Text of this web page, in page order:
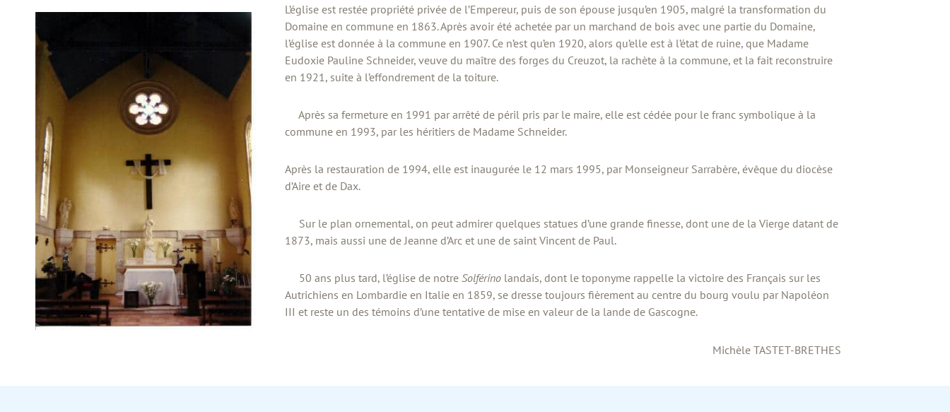
L’église est restée propriété privée de l’Empereur, puis de son épouse jusqu’en 1905, malgré la transformation du
Domaine en commune en 1863. Après avoir été achetée par un marchand de bois avec une partie du Domaine,
l’église est donnée à la commune en 1907. Ce n’est qu’en 1920, alors qu’elle est à l’état de ruine, que Madame
Eudoxie Pauline Schneider, veuve du maître des forges du Creuzot, la rachète à la commune, et la fait reconstruire
en 1921, suite à l’effondrement de la toiture.
Après sa fermeture en 1991 par arrêté de péril pris par le maire, elle est cédée pour le franc symbolique à la
commune en 1993, par les héritiers de Madame Schneider.
Après la restauration de 1994, elle est inaugurée le 12 mars 1995, par Monseigneur Sarrabère, évêque du diocèse
d’Aire et de Dax.
Sur le plan ornemental, on peut admirer quelques statues d’une grande finesse, dont une de la Vierge datant de
1873, mais aussi une de Jeanne d’Arc et une de saint Vincent de Paul.
50 ans plus tard, l’église de notreSolférino landais, dont le toponyme rappelle la victoire des Français sur les
Autrichiens en Lombardie en Italie en 1859, se dresse toujours fièrement au centre du bourg voulu par Napoléon
III et reste un des témoins d’une tentative de mise en valeur de la lande de Gascogne.
Michèle TASTET-BRETHES